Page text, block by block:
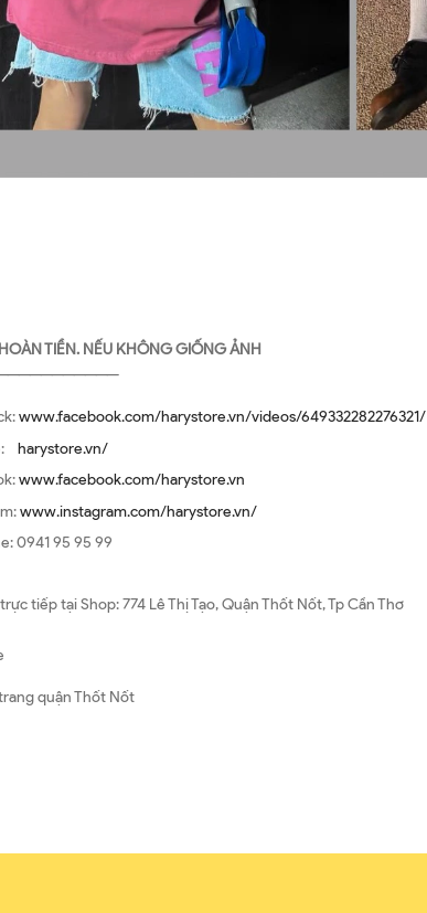
TIỀN. NẾU KHÔNG GIỐNG ẢNH
www.facebook.com/harystore.vn/videos/649332282276321/
harystore.vn/
www.facebook.com/harystore.vn
www.instagram.com/harystore.vn/
0941 95 95 99
tiếp tại Shop: 774 Lê Thị Tạo, Quận Thốt Nốt, Tp Cần Thơ
quận Thốt Nốt